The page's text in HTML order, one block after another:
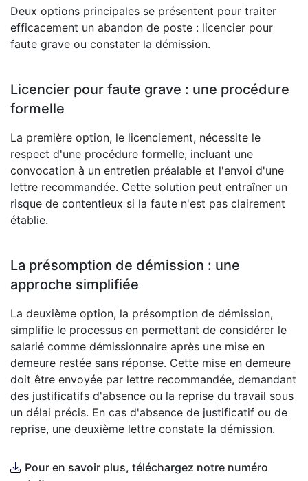
Deux options principales se présentent pour traiter
efficacement un abandon de poste : licencier pour
faute grave ou constater la démission.
Licencier pour faute grave : une procédure
formelle
La première option, le licenciement, nécessite le
respect d'une procédure formelle, incluant une
convocation à un entretien préalable et l'envoi d'une
lettre recommandée. Cette solution peut entraîner un
risque de contentieux si la faute n'est pas clairement
établie.
La présomption de démission : une
approche simplifiée
La deuxième option, la présomption de démission,
simplifie le processus en permettant de considérer le
salarié comme démissionnaire après une mise en
demeure restée sans réponse. Cette mise en demeure
doit être envoyée par lettre recommandée, demandant
des justificatifs d'absence ou la reprise du travail sous
un délai précis. En cas d'absence de justificatif ou de
reprise, une deuxième lettre constate la démission.
Pour en savoir plus, téléchargez notre numéro